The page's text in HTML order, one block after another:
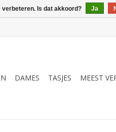
DAMES TASJES MEEST
verbeteren. Is dat akkoord? Ja